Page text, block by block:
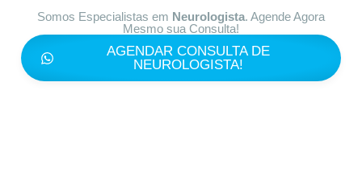
Somos Especialistas em Neurologista. Agende Agora
Mesmo sua Consulta!
AGENDAR CONSULTA DE
NEUROLOGISTA!